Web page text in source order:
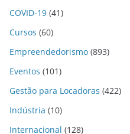
COVID-19 (41)
Cursos (60)
Empreendedorismo (893)
Eventos (101)
Gestão para Locadoras (422)
Indústria (10)
Internacional (128)